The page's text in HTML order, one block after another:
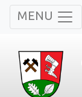
MENU